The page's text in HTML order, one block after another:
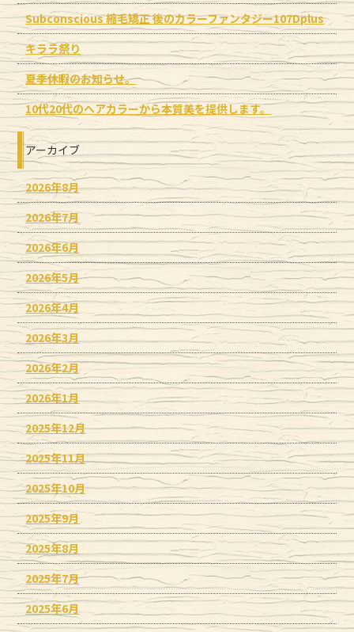
Subconscious 縮毛矯正 後のカラーファンタジー107Dplus
キララ祭り
夏季休暇のお知らせ。
10代20代のヘアカラーから本質美を提供します。
アーカイブ
2026年8月
2026年7月
2026年6月
2026年5月
2026年4月
2026年3月
2026年2月
2026年1月
2025年12月
2025年11月
2025年10月
2025年9月
2025年8月
2025年7月
2025年6月